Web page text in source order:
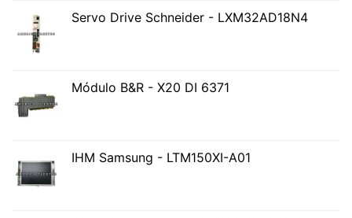
Servo Drive Schneider - LXM32AD18N4
Módulo B&R - X20 DI 6371
IHM Samsung - LTM150XI-A01